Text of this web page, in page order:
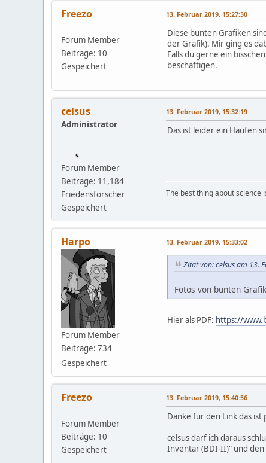
Freezo
Forum Member
Beiträge: 10
Gespeichert
13. Februar 2019, 15:27:30
Diese bunten Grafiken
der Grafik). Mir ging es
Falls du gerne ein
beschäftigen.
celsus
Administrator
Forum Member
Beiträge: 11,184
Friedensforscher
Gespeichert
13. Februar 2019, 15:32:19
Das ist leider ein Haufen
The best thing about science
Harpo
Forum Member
Beiträge: 734
Gespeichert
13. Februar 2019, 15:33:02
Zitat von: celsus am 13.
Fotos von bunten
Hier als PDF: https://
Freezo
Forum Member
Beiträge: 10
Gespeichert
13. Februar 2019, 15:40:56
Danke für den Link das ist
celsus darf ich daraus
Inventar (BDI-II)" und den